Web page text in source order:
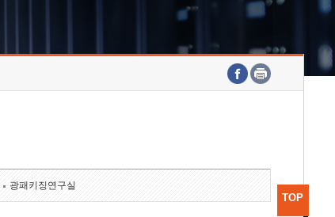
호남권연구본부
기획본부
주요업무연락처
광패키징연구실
TOP